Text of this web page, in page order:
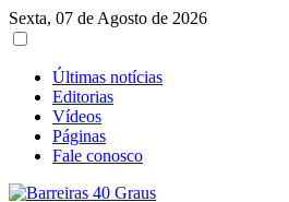
Sexta, 07 de Agosto de 2026
Últimas notícias
Editorias
Vídeos
Páginas
Fale conosco